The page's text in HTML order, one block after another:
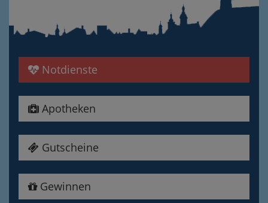
Notdienste
Apotheken
Gutscheine
Gewinnen